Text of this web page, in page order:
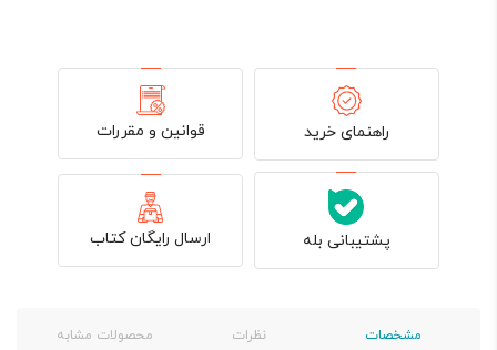
راهنمای خرید قوانین و مقررات
پشتیبانی بله ارسال رایگان کتاب
مشخصات نظرات محصولات مشابه